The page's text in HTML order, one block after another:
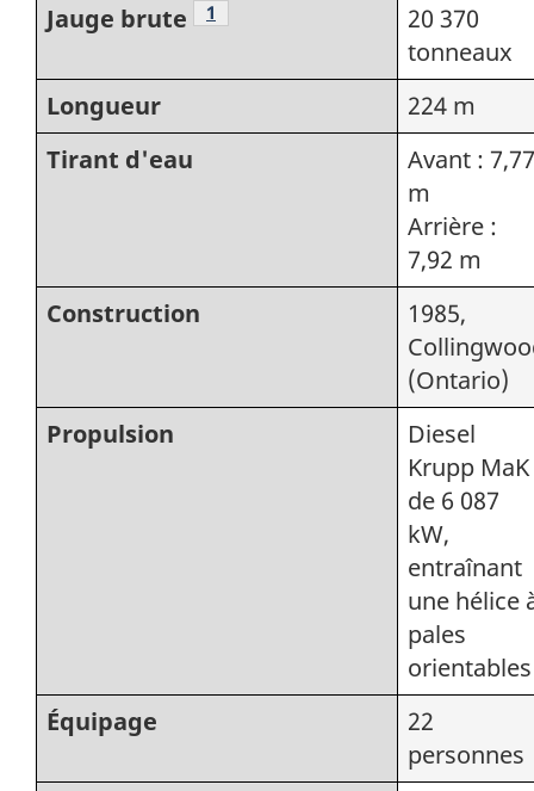
Jauge brute
Note de bas de page
1
20 370
tonneaux
Longueur
224 m
Tirant d'eau
Avant : 7,77
m
Arrière :
7,92 m
Construction
1985,
(Ontario)
Propulsion
Diesel
Krupp MaK
de 6 087
kW,
entraînant
une hélice
pales
orientables
Équipage
22
personnes